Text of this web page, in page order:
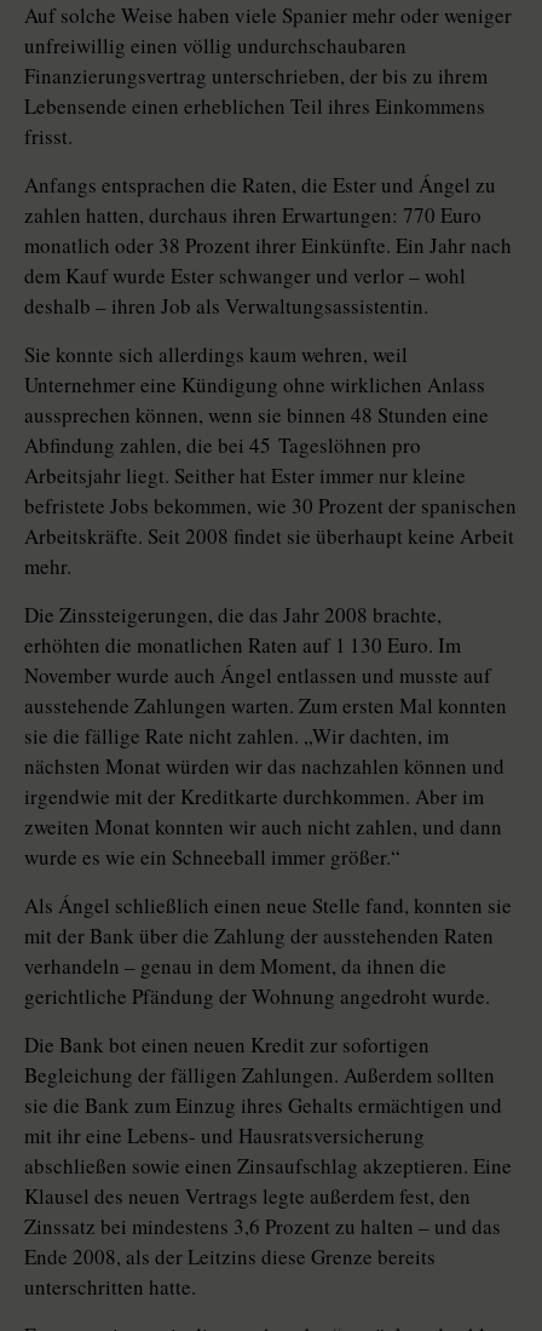
Auf solche Weise haben viele Spanier mehr oder weniger
unfreiwillig einen völlig undurchschaubaren
Finanzierungsvertrag unterschrieben, der bis zu ihrem
Lebensende einen erheblichen Teil ihres Einkommens
frisst.
Anfangs entsprachen die Raten, die Ester und Ángel zu
zahlen hatten, durchaus ihren Erwartungen: 770 Euro
monatlich oder 38 Prozent ihrer Einkünfte. Ein Jahr nach
dem Kauf wurde Ester schwanger und verlor – wohl
deshalb – ihren Job als Verwaltungsassistentin.
Sie konnte sich allerdings kaum wehren, weil
Unternehmer eine Kündigung ohne wirklichen Anlass
aussprechen können, wenn sie binnen 48 Stunden eine
Abfindung zahlen, die bei 45 Tageslöhnen pro
Arbeitsjahr liegt. Seither hat Ester immer nur kleine
befristete Jobs bekommen, wie 30 Prozent der spanischen
Arbeitskräfte. Seit 2008 findet sie überhaupt keine Arbeit
mehr.
Die Zinssteigerungen, die das Jahr 2008 brachte,
erhöhten die monatlichen Raten auf 1 130 Euro. Im
November wurde auch Ángel entlassen und musste auf
ausstehende Zahlungen warten. Zum ersten Mal konnten
sie die fällige Rate nicht zahlen. „Wir dachten, im
nächsten Monat würden wir das nachzahlen können und
irgendwie mit der Kreditkarte durchkommen. Aber im
zweiten Monat konnten wir auch nicht zahlen, und dann
wurde es wie ein Schneeball immer größer.“
Als Ángel schließlich einen neue Stelle fand, konnten sie
mit der Bank über die Zahlung der ausstehenden Raten
verhandeln – genau in dem Moment, da ihnen die
gerichtliche Pfändung der Wohnung angedroht wurde.
Die Bank bot einen neuen Kredit zur sofortigen
Begleichung der fälligen Zahlungen. Außerdem sollten
sie die Bank zum Einzug ihres Gehalts ermächtigen und
mit ihr eine Lebens- und Hausratsversicherung
abschließen sowie einen Zinsaufschlag akzeptieren. Eine
Klausel des neuen Vertrags legte außerdem fest, den
Zinssatz bei mindestens 3,6 Prozent zu halten – und das
Ende 2008, als der Leitzins diese Grenze bereits
unterschritten hatte.